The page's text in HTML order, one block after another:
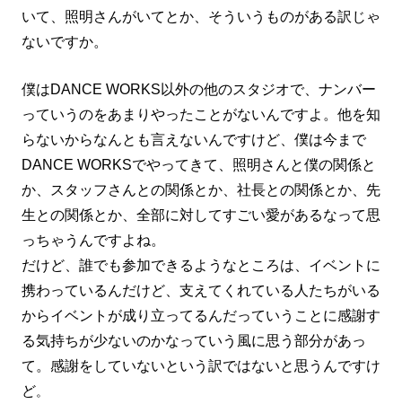
いて、照明さんがいてとか、そういうものがある訳じゃ
ないですか。
僕はDANCE WORKS以外の他のスタジオで、ナンバー
っていうのをあまりやったことがないんですよ。他を知
らないからなんとも言えないんですけど、僕は今まで
DANCE WORKSでやってきて、照明さんと僕の関係と
か、スタッフさんとの関係とか、社長との関係とか、先
生との関係とか、全部に対してすごい愛があるなって思
っちゃうんですよね。
だけど、誰でも参加できるようなところは、イベントに
携わっているんだけど、支えてくれている人たちがいる
からイベントが成り立ってるんだっていうことに感謝す
る気持ちが少ないのかなっていう風に思う部分があっ
て。感謝をしていないという訳ではないと思うんですけ
ど。